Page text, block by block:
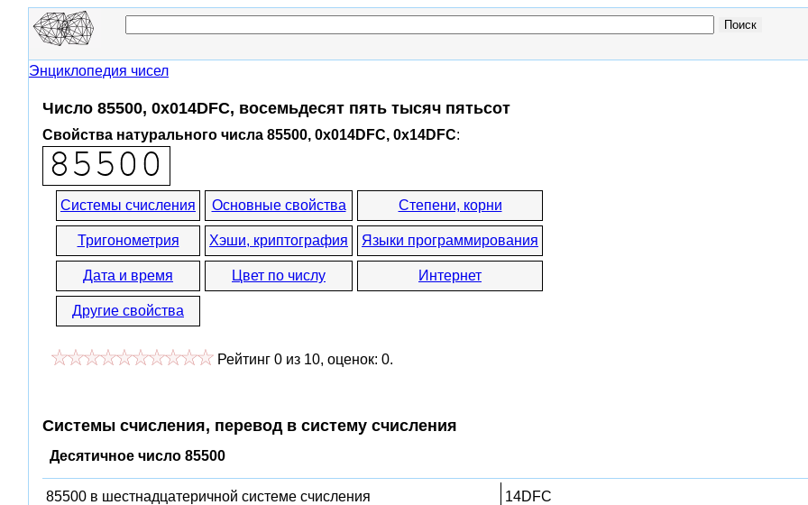
Энциклопедия чисел
Число 85500, 0x014DFC, восемьдесят пять тысяч пятьсот
Свойства натурального числа 85500, 0x014DFC, 0x14DFC:
Системы счисления Основные свойства Степени, корни
Тригонометрия Хэши, криптография Языки программирования
Дата и время Цвет по числу Интернет
Другие свойства
Рейтинг 0 из 10, оценок: 0.
Системы счисления, перевод в систему счисления
Десятичное число 85500
85500 в шестнадцатеричной системе счисления 14DFC